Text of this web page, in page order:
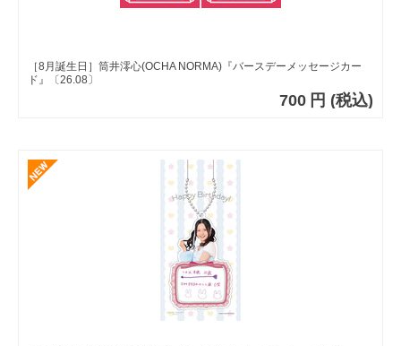
［8月誕生日］筒井澪心(OCHA NORMA)『バースデーメッセージカー
ド』〔26.08〕
700 円 (税込)